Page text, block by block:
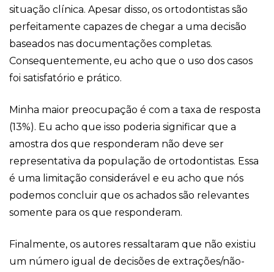
situação clínica. Apesar disso, os ortodontistas são
perfeitamente capazes de chegar a uma decisão
baseados nas documentações completas.
Consequentemente, eu acho que o uso dos casos
foi satisfatório e prático.
Minha maior preocupação é com a taxa de resposta
(13%). Eu acho que isso poderia significar que a
amostra dos que responderam não deve ser
representativa da população de ortodontistas. Essa
é uma limitação considerável e eu acho que nós
podemos concluir que os achados são relevantes
somente para os que responderam.
Finalmente, os autores ressaltaram que não existiu
um número igual de decisões de extrações/não-